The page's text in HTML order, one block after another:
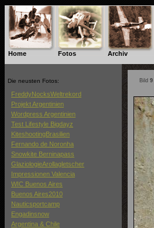
Home Fotos Archiv
Die neusten Fotos:
FreddyNocksWeltrekord
Projekt Argentinien
Wordpress Argentinien
Test Lifestyle Bigdayz
KiteshootingBrasilien
Fernando de Noronha
Snowkite Berninapass
GlaziologieArollagletscher
Impressionen Valencia
WIC Buenos Aires
Buenos Aires2010
Nauticsportcamp
Engadinsnow
Argentina & Chile
Bild 9